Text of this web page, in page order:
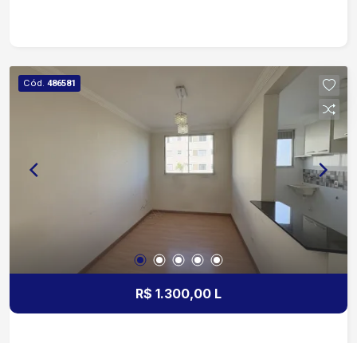
José.
Cód. 486581
R$ 1.300,00 L